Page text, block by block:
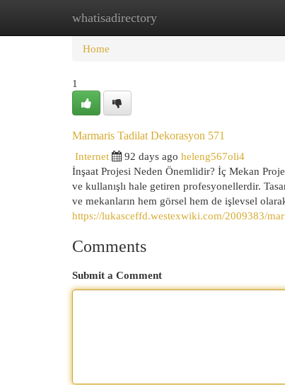
whatisadirectory
Home New Site Listings
Home
1
Marmaris Tadilat Dekorasyon 571
Internet
92 days ago heleng567oli4
İnşaat Projesi Neden Önemlidir? İç Mekan Proje
ve kullanışlı hale getiren profesyonellerdir.
ve mekanların hem görsel hem de işlevsel
https://lukasceffd.westexwiki.com/2009383/
Comments
Submit a Comment